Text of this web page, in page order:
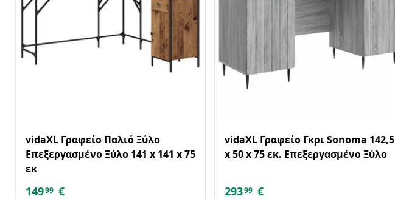
vidaXL Γραφείο Παλιό Ξύλο
Επεξεργασμένο Ξύλο 141 x 141 x 75
εκ
14999 €
vidaXL Γραφείο Γκρι Sonoma 142,5
x 50 x 75 εκ. Επεξεργασμένο Ξύλο
29399 €